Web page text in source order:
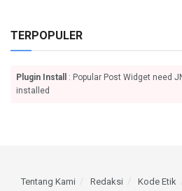
TERPOPULER
Plugin Install
: Popular Post Widget need
installed
Tentang Kami Redaksi Kode Etik